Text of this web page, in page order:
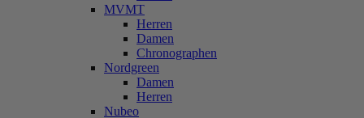
MVMT
Herren
Damen
Chronographen
Nordgreen
Damen
Herren
Nubeo